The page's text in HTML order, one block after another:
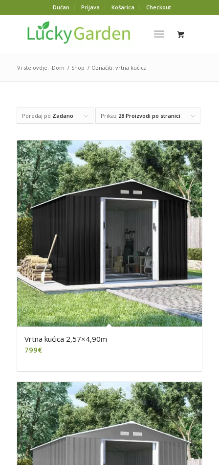
Dućan Prijava Košarica Checkout
Vi ste ovdje: Dom / Shop / Označiti: vrtna kućica
Poredaj po Zadano Prikaz 28 Proizvodi po stranici
Vrtna kućica 2,57×4,90m
799€